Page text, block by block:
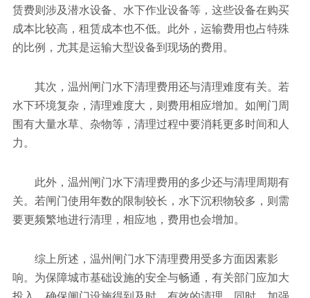
赁费则涉及潜水设备、水下作业设备等，这些设备在购买
成本比较高，租赁成本也不低。此外，运输费用也占特殊
的比例，尤其是运输大型设备到现场的费用。
其次，温州闸门水下清理费用还与清理难度有关。若
水下环境复杂，清理难度大，则费用相应增加。如闸门周
围有大量水草、杂物等，清理过程中要消耗更多时间和人
力。
此外，温州闸门水下清理费用的多少还与清理周期有
关。若闸门使用年数的限制较长，水下沉积物较多，则需
要更频繁地进行清理，相应地，费用也会增加。
综上所述，温州闸门水下清理费用受多方面因素影
响。为保障城市基础设施的安全与畅通，有关部门应加大